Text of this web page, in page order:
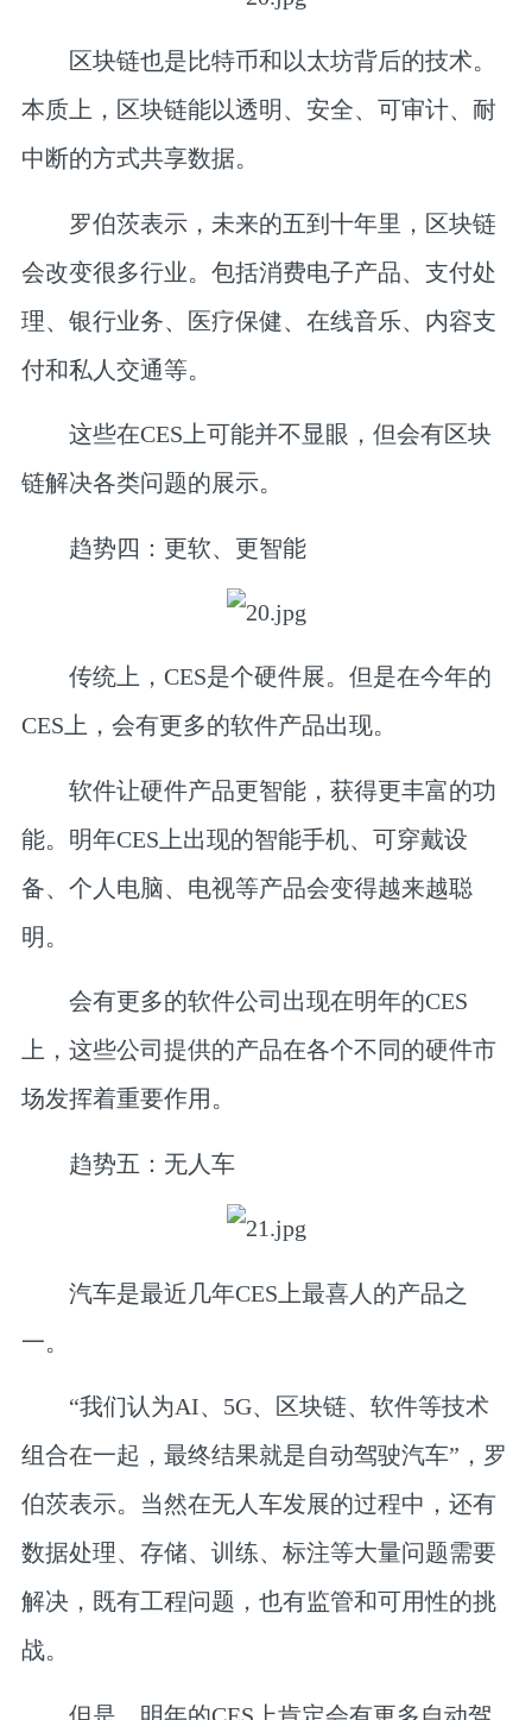
区块链也是比特币和以太坊背后的技术。
本质上，区块链能以透明、安全、可审计、耐
中断的方式共享数据。
罗伯茨表示，未来的五到十年里，区块链
会改变很多行业。包括消费电子产品、支付处
理、银行业务、医疗保健、在线音乐、内容支
付和私人交通等。
这些在CES上可能并不显眼，但会有区块
链解决各类问题的展示。
趋势四：更软、更智能
传统上，CES是个硬件展。但是在今年的
CES上，会有更多的软件产品出现。
软件让硬件产品更智能，获得更丰富的功
能。明年CES上出现的智能手机、可穿戴设
备、个人电脑、电视等产品会变得越来越聪
明。
会有更多的软件公司出现在明年的CES
上，这些公司提供的产品在各个不同的硬件市
场发挥着重要作用。
趋势五：无人车
汽车是最近几年CES上最喜人的产品之
一。
“我们认为AI、5G、区块链、软件等技术
组合在一起，最终结果就是自动驾驶汽车”，罗
伯茨表示。当然在无人车发展的过程中，还有
数据处理、存储、训练、标注等大量问题需要
解决，既有工程问题，也有监管和可用性的挑
战。
但是，明年的CES上肯定会有更多自动驾